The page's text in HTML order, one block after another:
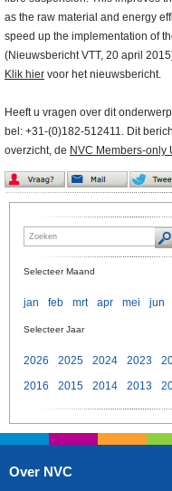
as the raw material and energy
speed up the implementation of
(Nieuwsbericht VTT, 20 april
Klik hier voor het nieuwsbericht.
Heeft u vragen over dit
bel: +31-(0)182-512411. Dit
overzicht, de NVC Members-only
Selecteer Maand
jan feb mrt apr mei jun
Selecteer Jaar
2026 2025 2024 2023
2016
2015 2014 2013
Over NVC